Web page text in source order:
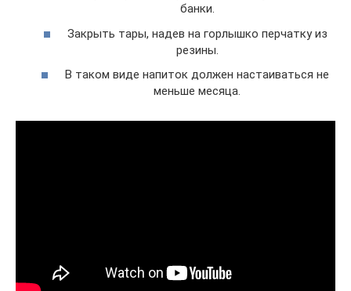
банки.
Закрыть тары, надев на горлышко перчатку из
резины.
В таком виде напиток должен настаиваться не
меньше месяца.